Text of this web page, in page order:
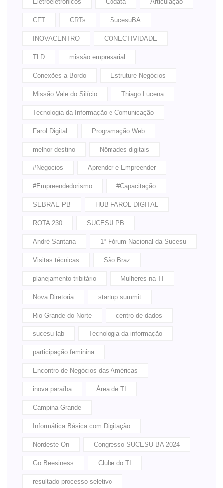
Eletroeletrônicos Codata Articulação
CFT CRTs SucesuBA
INOVACENTRO CONECTIVIDADE
TLD missão empresarial
Conexões a Bordo Estruture Negócios
Missão Vale do Silício Thiago Lucena
Tecnologia da Informação e Comunicação
Farol Digital Programação Web
melhor destino Nômades digitais
#Negocios Aprender e Empreender
#Empreendedorismo #Capacitação
SEBRAE PB HUB FAROL DIGITAL
ROTA 230 SUCESU PB
André Santana 1º Fórum Nacional da Sucesu
Visitas técnicas São Braz
planejamento tribitário Mulheres na TI
Nova Diretoria startup summit
Rio Grande do Norte centro de dados
sucesu lab Tecnologia da informação
participação feminina
Encontro de Negócios das Américas
inova paraíba Área de TI
Campina Grande
Informática Básica com Digitação
Nordeste On Congresso SUCESU BA 2024
Go Beesiness Clube do TI
resultado processo seletivo